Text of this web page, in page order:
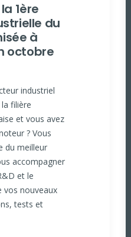
1ère
du
à
octobre
industriel
filière
et vous avez
? Vous
du meilleur
accompagner
et le
vos nouveaux
tests et